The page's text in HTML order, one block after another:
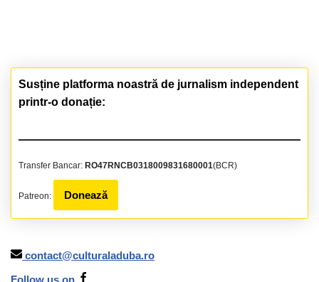
Susține platforma noastră de jurnalism independent
printr-o donație:
Transfer Bancar: RO47RNCB0318009831680001(BCR)
Patreon: Donează
contact@culturaladuba.ro